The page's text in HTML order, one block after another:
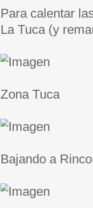
Para calentar
La Tuca (y
Zona Tuca
Bajando a